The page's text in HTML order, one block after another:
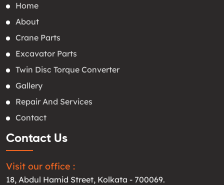
Home
About
Crane Parts
Excavator Parts
Twin Disc Torque Converter
Gallery
Repair And Services
Contact
Contact Us
Visit our office :
18, Abdul Hamid Street, Kolkata - 700069.